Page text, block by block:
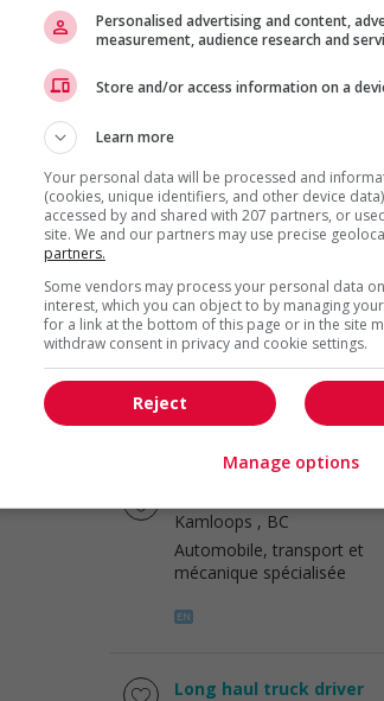
Automobile, transport et
mécanique spécialisée
Truck driver helper
Vernon, BC
Automobile, transport et
mécanique spécialisée
Kamloops , BC
Automobile, transport et
mécanique spécialisée
Long haul truck driver
Personalised advertising and content,
measurement, audience research and
Store and/or access information on a
Learn more
Your personal data will be processed and
(cookies, unique identifiers, and other device
accessed by and shared with 207 partners, or
site. We and our partners may use precise
partners.
Some vendors may process your personal data
interest, which you can object to by managing
for a link at the bottom of this page or in the site
withdraw consent in privacy and cookie settings.
Reject
Manage options